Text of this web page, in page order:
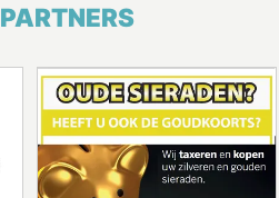
PARTNERS